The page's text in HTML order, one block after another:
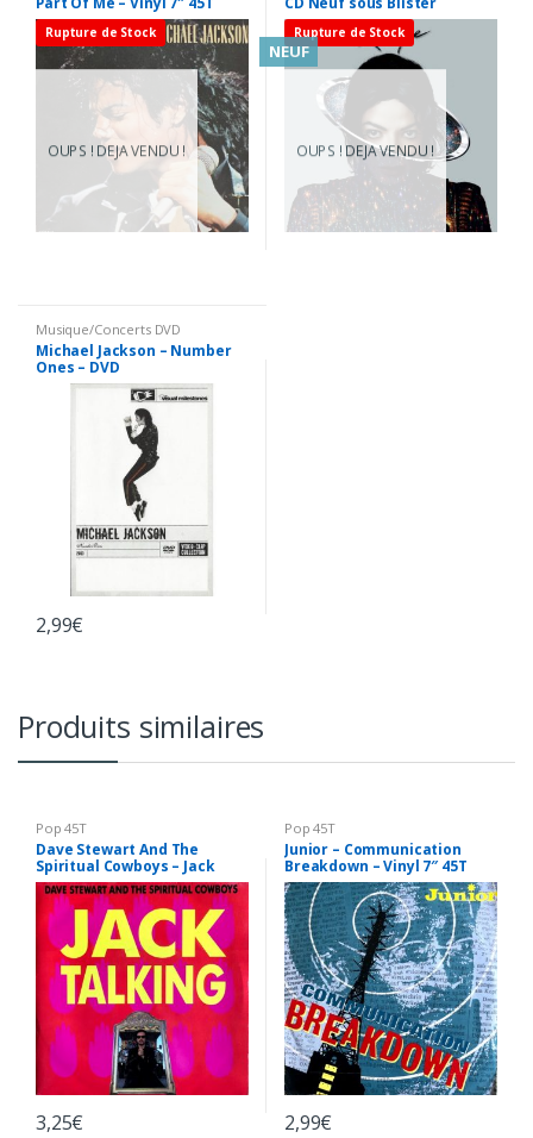
(Single)
Rupture de Stock
OUPS ! DEJA VENDU !
Rupture de Stock
NEUF
OUPS ! DEJA VENDU !
Musique/Concerts DVD
Michael Jackson – Number
Ones – DVD
2,99€
Produits similaires
Pop 45T
Dave Stewart And The
Spiritual Cowboys – Jack
Talking – Vinyl 7″ 45T
(Single)
3,25€
Pop 45T
Junior – Communication
Breakdown – Vinyl 7″ 45T
(Single)
2,99€